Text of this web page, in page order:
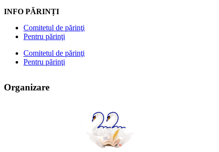
INFO PĂRINȚI
Comitetul de părinţi
Pentru părinţi
Comitetul de părinţi
Pentru părinţi
Organizare